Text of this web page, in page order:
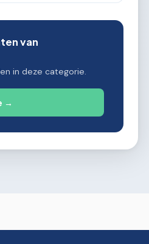
van
in deze categorie.
→